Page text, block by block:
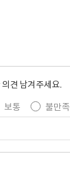
견 남겨주세요.
보통 불만족